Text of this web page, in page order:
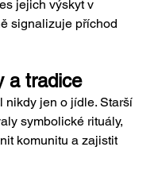
jejich výskyt v
signalizuje příchod
a tradice
nikdy jen o jídle. Starší
symbolické rituály,
komunitu a zajistit